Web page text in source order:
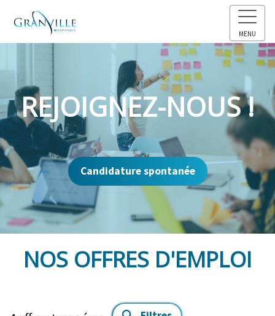
MENU
REJOIGNEZ-NOUS !
Candidature spontanée
NOS OFFRES D'EMPLOI